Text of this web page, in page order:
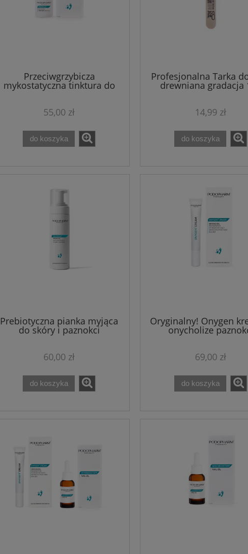
Cena regularna: 165,00 zł
135,00 zł
327,97 zł
327,97 zł
Przeciwgrzybicza
mykostatyczna tinktura do
paznokci PODOFLEX
55,00 zł
do koszyka
Profesjonalna Tarka
drewniana gradacja
14,99 zł
do koszyka
Prebiotyczna pianka myjąca
do skóry i paznokci
PODOPHARM PODOFLEX 150
60,00 zł
do koszyka
Oryginalny! Onygen
onycholize
Podopharm 20 ml
69,00 zł
do koszyka